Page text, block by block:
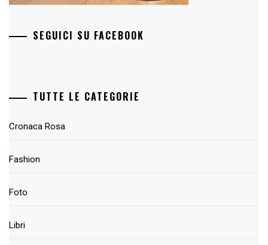
SEGUICI SU FACEBOOK
TUTTE LE CATEGORIE
Cronaca Rosa
Fashion
Foto
Libri